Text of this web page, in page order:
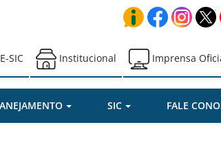
E-SIC Institucional Imprensa
SIC FALE